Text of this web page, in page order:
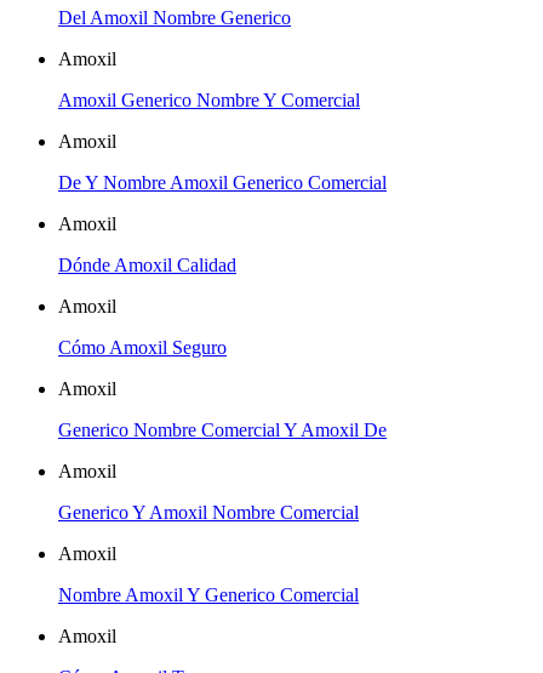
Del Amoxil Nombre Generico
Amoxil
Amoxil Generico Nombre Y Comercial
Amoxil
De Y Nombre Amoxil Generico Comercial
Amoxil
Dónde Amoxil Calidad
Amoxil
Cómo Amoxil Seguro
Amoxil
Generico Nombre Comercial Y Amoxil De
Amoxil
Generico Y Amoxil Nombre Comercial
Amoxil
Nombre Amoxil Y Generico Comercial
Amoxil